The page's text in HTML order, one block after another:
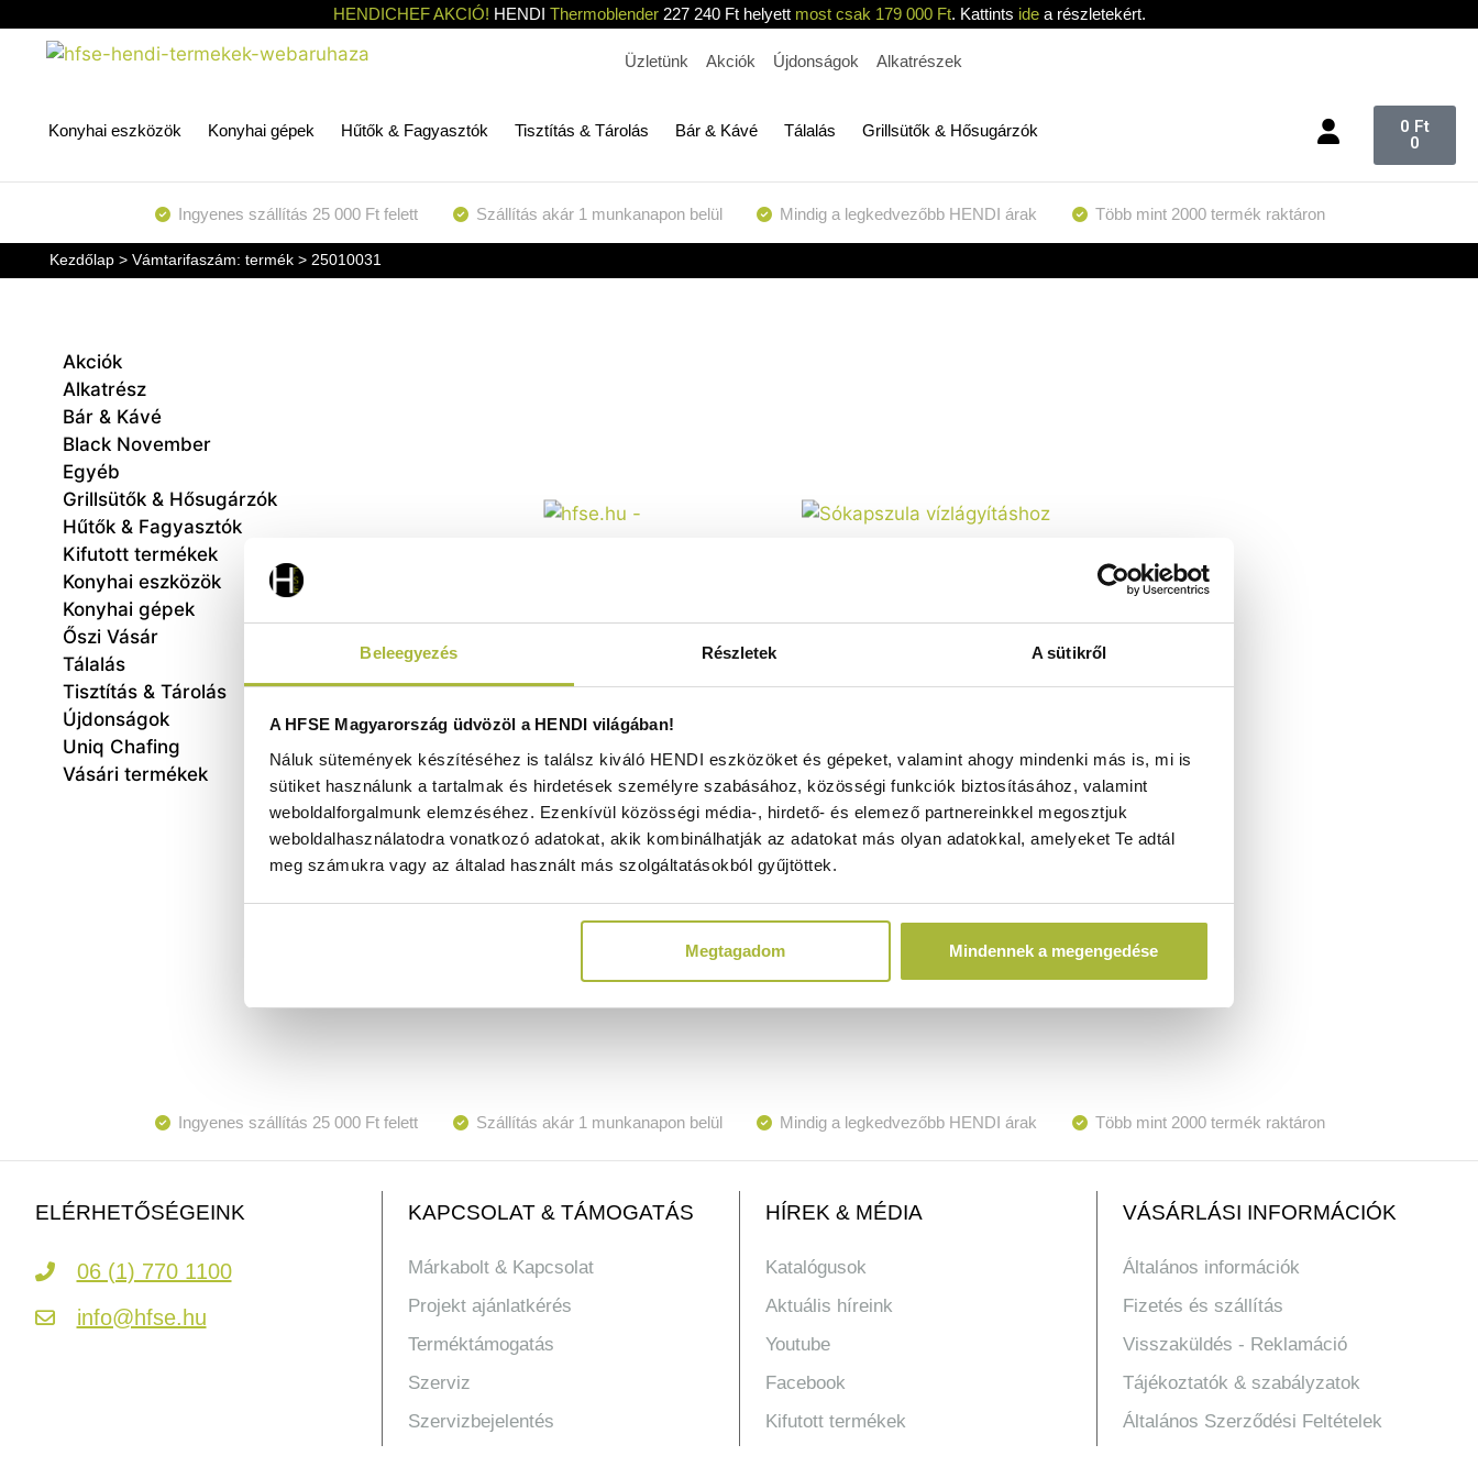
Beleegyezés Részletek A sütikről
A HFSE Magyarország üdvözöl a HENDI világában!
Náluk sütemények készítéséhez is találsz kiváló HENDI eszközöket és gépeket, valamint ahogy mindenki más is, mi is
sütiket használunk a tartalmak és hirdetések személyre szabásához, közösségi funkciók biztosításához, valamint
weboldalforgalmunk elemzéséhez. Ezenkívül közösségi média-, hirdető- és elemező partnereinkkel megosztjuk
weboldalhasználatodra vonatkozó adatokat, akik kombinálhatják az adatokat más olyan adatokkal, amelyeket Te adtál
meg számukra vagy az általad használt más szolgáltatásokból gyűjtöttek.
Megtagadom Mindennek a megengedése
HENDICHEF AKCIÓ! HENDI Thermoblender227 240 Ft helyett most csak 179 000 Ft. Kattints idea részletekért.
Üzletünk Akciók Újdonságok Alkatrészek
Konyhai eszközök Konyhai gépek Hűtők & Fagyasztók Tisztítás & Tárolás Bár & Kávé Tálalás Grillsütők & Hősugárzók 0 Ft
0
Ingyenes szállítás 25 000 Ft felett Szállítás akár 1 munkanapon belül Mindig a legkedvezőbb HENDI árak Több mint 2000 termék raktáron
Kezdőlap> Vámtarifaszám: termék > 25010031
Akciók
Alkatrész
Bár & Kávé
Black November
Egyéb
Grillsütők & Hősugárzók
Hűtők & Fagyasztók
Kifutott termékek
Konyhai eszközök
Konyhai gépek
Őszi Vásár
Tálalás
Tisztítás & Tárolás
Újdonságok
Uniq Chafing
Vásári termékek
HENDI 237984
Nincs raktáron
3.860 Ft
(3.039Ft+ ÁFA)
Nincs raktáron
(6.055Ft+ ÁFA)
KOSÁRBA
Ingyenes szállítás 25 000 Ft felett Szállítás akár 1 munkanapon belül Mindig a legkedvezőbb HENDI árak Több mint 2000 termék raktáron
ELÉRHETŐSÉGEINK
06 (1) 770 1100
info@hfse.hu
KAPCSOLAT & TÁMOGATÁS
Márkabolt & Kapcsolat
Projekt ajánlatkérés
Terméktámogatás
Szerviz
Szervizbejelentés
HÍREK & MÉDIA
Katalógusok
Aktuális híreink
Youtube
Facebook
Kifutott termékek
VÁSÁRLÁSI INFORMÁCIÓK
Általános információk
Fizetés és szállítás
Visszaküldés - Reklamáció
Tájékoztatók & szabályzatok
Általános Szerződési Feltételek